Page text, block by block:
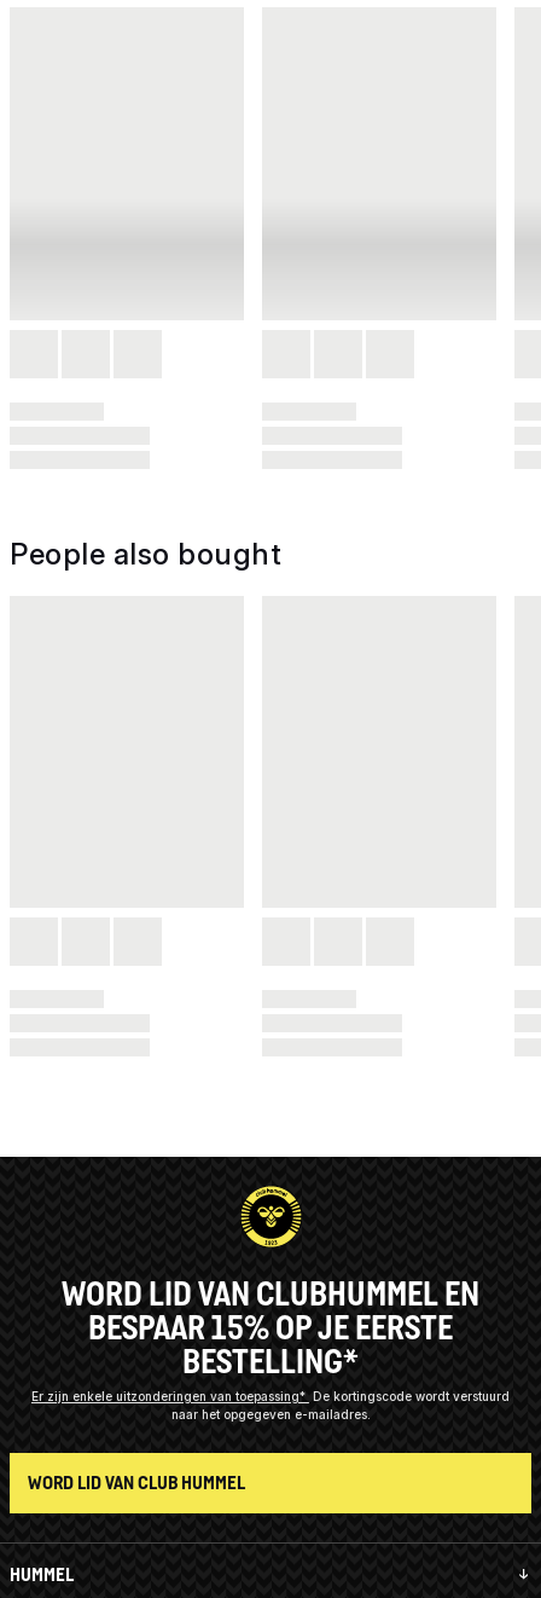
People also bought
HUMMEL
WORD LID VAN CLUBHUMMEL EN
BESPAAR 15% OP JE EERSTE
BESTELLING*
Er zijn enkele uitzonderingen van toepassing*
De kortingscode wordt verstuurd
naar het opgegeven e-mailadres.
WORD LID VAN CLUB HUMMEL